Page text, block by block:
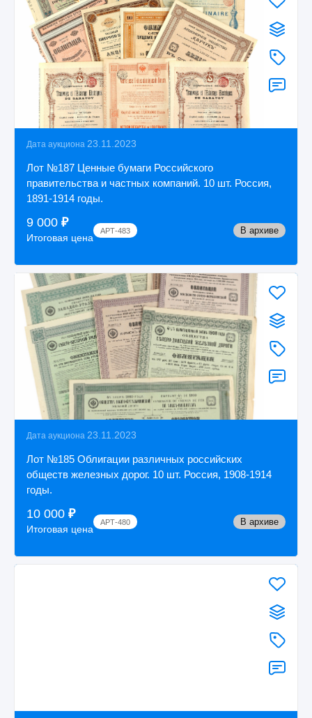
Дата аукциона 23.11.2023
Лот №187 Ценные бумаги Российского
правительства и частных компаний. 10 шт. Россия,
1891-1914 годы.
9 000 ₽
Итоговая цена
АРТ-483 В архиве
Дата аукциона 23.11.2023
Лот №185 Облигации различных российских
обществ железных дорог. 10 шт. Россия, 1908-1914
годы.
10 000 ₽
Итоговая цена
АРТ-480 В архиве